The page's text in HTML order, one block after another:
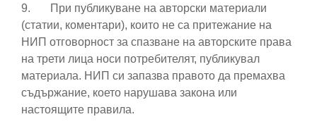
9.
При публикуване на авторски материали
(статии, коментари), които не са притежание на
НИП отговорност за спазване на авторските права
на трети лица носи потребителят, публикувал
материала. НИП си запазва правото да премахва
съдържание, което нарушава закона или
настоящите правила.